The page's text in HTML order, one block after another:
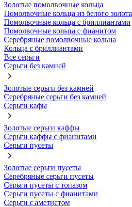
Золотые помолвочные кольца
Помолвочные кольца из белого золота
Помолвочные кольца с бриллиантами
Помолвочные кольца с фианитом
Серебряные помолвочные кольца
Кольца с бриллиантами
Все серьги
Серьги без камней
Золотые серьги без камней
Серебряные серьги без камней
Серьги кафы
Золотые серьги каффы
Серьги каффы с фианитами
Серьги пусеты
Золотые серьги пусеты
Серебряные серьги пусеты
Серьги пусеты с топазом
Серьги пусеты с фианитами
Серьги с аметистом